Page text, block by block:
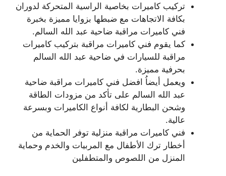
تركيب كاميرات بخاصية الراسية المتحركة لدوران
بكافة الاتجاهات مع ضبطها بزوايا مميزة بخبرة
فني كاميرات مراقبة ضاحية عبد الله السالم.
كما يقوم فني كاميرات مراقبة بتركيب كاميرات
مراقبة للسيارات في ضاحية عبد الله السالم
بحرفية مميزة.
ويعمل أيضاُ افضل فني كاميرات مراقبة ضاحية
عبد الله السالم على تأكد من مزودات الطاقة
وشحن البطارية لكافة أنواع الكاميرات وبسرعة
عالية.
فني كاميرات مراقبة منزلية توفر الحماية من
أخطار ترك الأطفال مع المربيات والخدم وحماية
المنزل من اللصوص والمتطفلين